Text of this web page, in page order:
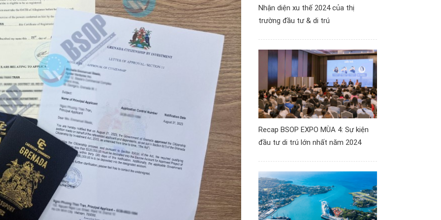
Nhận diện xu thế 2024 của thị
trường đầu tư & di trú
Recap BSOP EXPO MÙA 4: Sự kiện
đầu tư di trú lớn nhất năm 2024